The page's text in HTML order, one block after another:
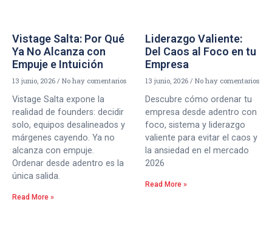
Vistage Salta: Por Qué
Ya No Alcanza con
Empuje e Intuición
13 junio, 2026 No hay comentarios
Vistage Salta expone la
realidad de founders: decidir
solo, equipos desalineados y
márgenes cayendo. Ya no
alcanza con empuje.
Ordenar desde adentro es la
única salida.
Read More »
Liderazgo Valiente:
Del Caos al Foco en tu
Empresa
13 junio, 2026 No hay comentarios
Descubre cómo ordenar tu
empresa desde adentro con
foco, sistema y liderazgo
valiente para evitar el caos y
la ansiedad en el mercado
2026
Read More »